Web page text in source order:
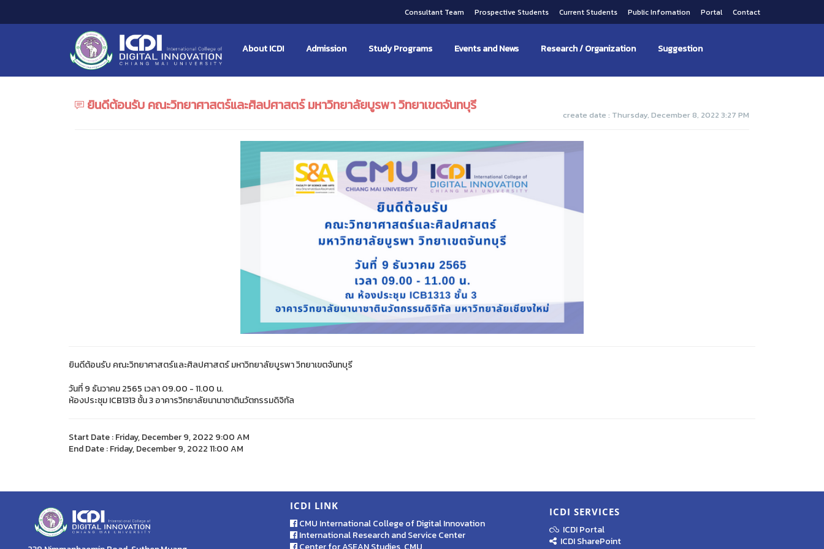
Consultant Team Prospective Students Current Students Public Infomation Portal Contact
About ICDI Admission Study Programs Events and News Research / Organization Suggestion
ยินดีต้อนรับ คณะวิทยาศาสตร์และศิลปศาสตร์ มหาวิทยาลัยบูรพา วิทยาเขตจันทบุรี
create date : Thursday, December 8, 2022 3:27 PM
ยินดีต้อนรับ คณะวิทยาศาสตร์และศิลปศาสตร์ มหาวิทยาลัยบูรพา วิทยาเขตจันทบุรี
วันที่ 9 ธันวาคม 2565 เวลา 09.00 - 11.00 น.
ห้องประชุม ICB1313 ชั้น 3 อาคารวิทยาลัยนานาชาตินวัตกรรมดิจิทัล
Start Date : Friday, December 9, 2022 9:00 AM
End Date : Friday, December 9, 2022 11:00 AM
ICDI LINK
CMU International College of Digital Innovation
International Research and Service Center
ICDI SERVICES
ICDI Portal
ICDI SharePoint